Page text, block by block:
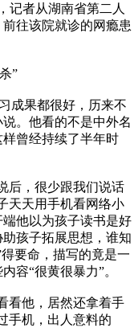
记者从湖南省第二人
往该院就诊的网瘾患
”
果都很好，历来不
。他看的不是中外名
曾经持续了半年时
，很少跟我们说话
天天用手机看网络小
他以为孩子读书是好
孩子拓展思想，谁知
要命，描写的竟是一
容“很黄很暴力”。
他，居然还拿着手
手机，出人意料的